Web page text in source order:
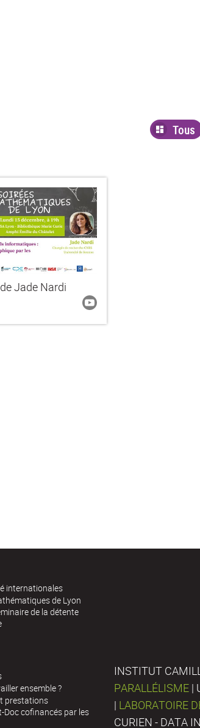
Tous
Jade Nardi
internationales
de Lyon
de la détente
ensemble ?
prestations
Doc cofinancés par les
INSTITUT
PARALLÉLISME |
| LABORATOIRE
CURIEN - DATA